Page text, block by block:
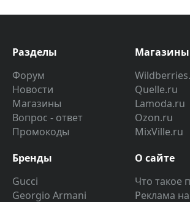
Разделы
Форум
Новости
Магазины
Вопрос - ответ
Промокоды
Магазины
Quelle.ru
Lamoda.ru
Ozon.ru
MixVille.ru
Бренды
Gucci
Georgio Armani
О сайте
Что такое
Реклама